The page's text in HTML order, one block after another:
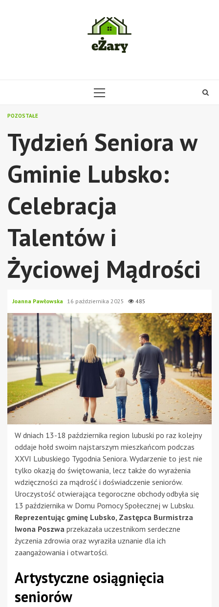
PRIMARY
POZOSTAŁE
Tydzień Seniora w
Gminie Lubsko:
Celebracja
Talentów i
Życiowej Mądrości
Joanna Pawłowska 16 października 2025 485
W dniach 13-18 października region lubuski po raz kolejny
oddaje hołd swoim najstarszym mieszkańcom podczas
XXVI Lubuskiego Tygodnia Seniora. Wydarzenie to jest nie
tylko okazją do świętowania, lecz także do wyrażenia
wdzięczności za mądrość i doświadczenie seniorów.
Uroczystość otwierająca tegoroczne obchody odbyła się
13 października w Domu Pomocy Społecznej w Lubsku.
Reprezentując gminę Lubsko, Zastępca Burmistrza
Iwona Poszwa przekazała uczestnikom serdeczne
życzenia zdrowia oraz wyraziła uznanie dla ich
zaangażowania i otwartości.
Artystyczne osiągnięcia
seniorów